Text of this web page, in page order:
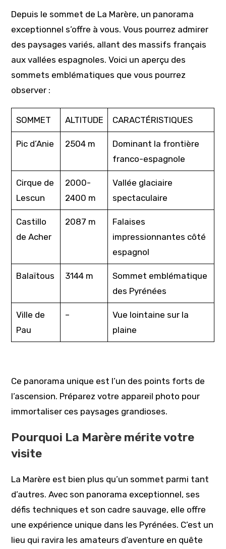
Depuis le sommet de La Marère, un panorama
exceptionnel s’offre à vous. Vous pourrez admirer
des paysages variés, allant des massifs français
aux vallées espagnoles. Voici un aperçu des
sommets emblématiques que vous pourrez
observer :
SOMMET ALTITUDE CARACTÉRISTIQUES
Pic d’Anie 2504 m
Dominant la frontière
franco-espagnole
Cirque de
Lescun
2000-
2400 m
Vallée glaciaire
spectaculaire
Castillo
de Acher
2087 m
Falaises
impressionnantes côté
espagnol
Balaïtous 3144 m
Sommet emblématique
des Pyrénées
Ville de
Pau
–
Vue lointaine sur la
plaine
Ce panorama unique est l’un des points forts de
l’ascension. Préparez votre appareil photo pour
immortaliser ces paysages grandioses.
Pourquoi La Marère mérite votre
visite
La Marère est bien plus qu’un sommet parmi tant
d’autres. Avec son panorama exceptionnel, ses
défis techniques et son cadre sauvage, elle offre
une expérience unique dans les Pyrénées. C’est un
lieu qui ravira les amateurs d’aventure en quête